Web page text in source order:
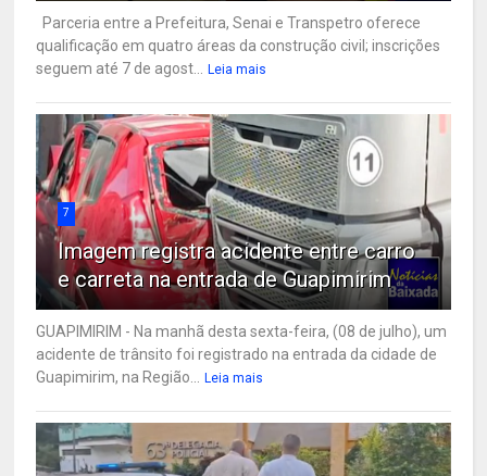
Parceria entre a Prefeitura, Senai e Transpetro oferece
qualificação em quatro áreas da construção civil; inscrições
seguem até 7 de agost...
Leia mais
7
Imagem registra acidente entre carro
e carreta na entrada de Guapimirim
GUAPIMIRIM - Na manhã desta sexta-feira, (08 de julho), um
acidente de trânsito foi registrado na entrada da cidade de
Guapimirim, na Região...
Leia mais